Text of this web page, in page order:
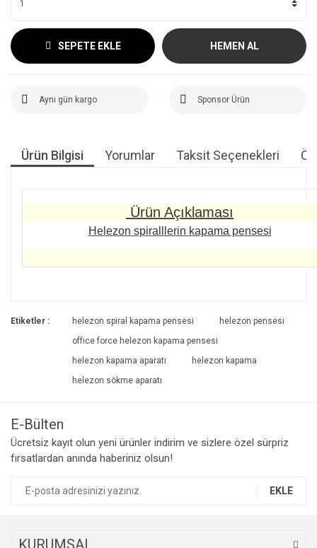
SEPETE EKLE HEMEN AL
Aynı gün kargo Sponsor Ürün
Ürün Bilgisi Yorumlar Taksit Seçenekleri
Ürün Açıklaması
Helezon spiralllerin kapama pensesi
Görüş ve önerileriniz için teşekkür ederiz.
Ürün resmi kalitesiz, bozuk veya görüntülenemiyor.
Ürün açıklamasında eksik bilgiler bulunuyor.
Ürün fiyatı diğer sitelerden daha pahalı.
Bu ürüne benzer farklı alternatifler olmalı.
Etiketler : helezon spiral kapama pensesi
helezon pensesi
offıce force helezon kapama pensesi
helezon kapama aparatı
helezon kapama
helezon sökme aparatı
E-Bülten
Ücretsiz kayıt olun yeni ürünler indirim ve sizlere özel sürpriz
fırsatlardan anında haberiniz olsun!
EKLE
KURUMSAL